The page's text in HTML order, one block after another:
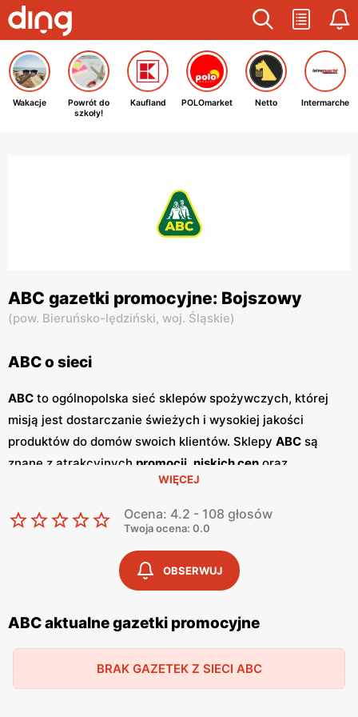
Wakacje
Powrót do
szkoły!
Kaufland POLOmarket Netto Intermarche
ABC gazetki promocyjne: Bojszowy
(pow. Bieruńsko-lędziński, woj. Śląskie)
ABC o sieci
ABC to ogólnopolska sieć sklepów spożywczych, której
misją jest dostarczanie świeżych i wysokiej jakości
produktów do domów swoich klientów. Sklepy ABC są
znane z atrakcyjnych promocji niskich cen oraz
szerokiego asortymentu, który zaspokaja potrzeby całej
rodziny. Dzięki przyjaznej obsłudze i lokalnym sklepom,
ABC stało się ulubionym miejscem zakupów dla wielu
regularnie publikuje
, w których prezentowane są najlepsze oferty
oraz nowości produktowe.Gazetkite ukazują się kilka razy
w miesiącu, umożliwiając klientom śledzenie najnowszych
okazji i planowanie zakupów z wyprzedzeniem. Dostępne
wersji online na stronie internetowej sieci. Jednym z
WIĘCEJ
Ocena: 4.2 - 108 głosów
Twoja ocena: 0.0
OBSERWUJ
ABC aktualne gazetki promocyjne
BRAK GAZETEK Z SIECI ABC